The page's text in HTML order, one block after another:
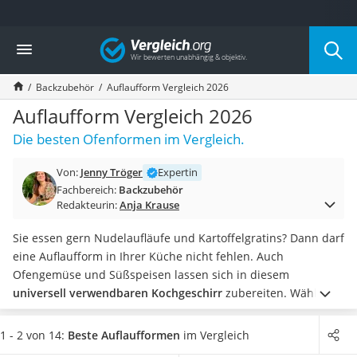
Die beliebtesten Vergleiche nach Kategorie
Haushalt
Wassersprudler
Zentralstaubsauger
Brotbackautomat
Wischroboter
Wäschespinne
Spülmaschinentabs
Akku-Staubsauger
AEG-Waschmaschine
Saug-Wisch-Roboter
Handstaubsauger
Milchaufschäumer
Kondenstrockner
Reiskocher
Vergleich
Backzubehör Auflaufform Vergleich 2026
Auflaufform Vergleich 2026
Die besten Ofenformen im Vergleich.
Von: Jenny Tröger
Expertin
Fachbereich: Backzubehör
Redakteurin:Anja Krause
Sie essen gern Nudelaufläufe und Kartoffelgratins? Dann darf
eine Auflaufform in Ihrer Küche nicht fehlen. Auch
Ofengemüse und Süßspeisen lassen sich in diesem
universell verwendbaren Kochgeschirr zubereiten. Wählen
Sie aus unserer Tabelle ein Modell mit einem ausreichenden
Fassungsvermögen von mindestens zwei Litern, wenn Sie
1 - 2 von 14: Beste Auflaufformen im Vergleich